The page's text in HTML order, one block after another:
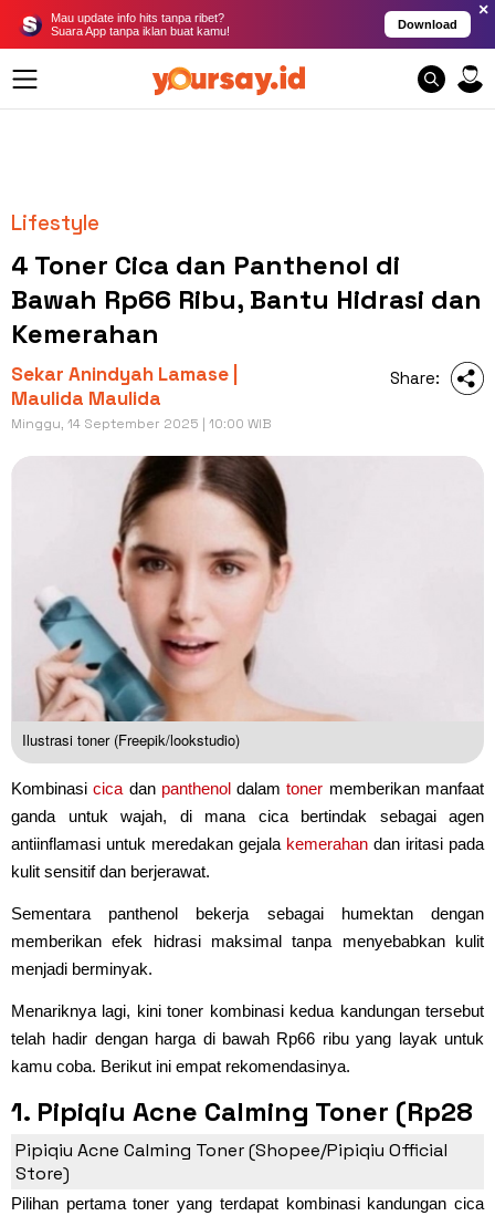
Mau update info hits tanpa ribet?
Suara App tanpa iklan buat kamu!
Download
×
Lifestyle
4 Toner Cica dan Panthenol di
Bawah Rp66 Ribu, Bantu Hidrasi dan
Kemerahan
Sekar Anindyah Lamase |
Maulida Maulida
Minggu, 14 September 2025 | 10:00 WIB
Share:
Ilustrasi toner (Freepik/lookstudio)
Kombinasicica dan panthenoldalamtoner memberikan manfaat
ganda untuk wajah, di mana cica bertindak sebagai agen
antiinflamasi untuk meredakan gejala kemerahan dan iritasi pada
kulit sensitif dan berjerawat.
Sementara panthenol bekerja sebagai humektan dengan
memberikan efek hidrasi maksimal tanpa menyebabkan kulit
menjadi berminyak.
Menariknya lagi, kini toner kombinasi kedua kandungan tersebut
telah hadir dengan harga di bawah Rp66 ribu yang layak untuk
kamu coba. Berikut ini empat rekomendasinya.
1. Pipiqiu Acne Calming Toner (Rp28
Ribu)
Pipiqiu Acne Calming Toner (Shopee/Pipiqiu Official
Store)
Pilihan pertama toner yang terdapat kombinasi kandungan cica